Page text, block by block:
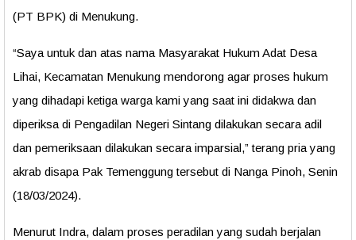
(PT BPK) di Menukung.
“Saya untuk dan atas nama Masyarakat Hukum Adat Desa
Lihai, Kecamatan Menukung mendorong agar proses hukum
yang dihadapi ketiga warga kami yang saat ini didakwa dan
diperiksa di Pengadilan Negeri Sintang dilakukan secara adil
dan pemeriksaan dilakukan secara imparsial,” terang pria yang
akrab disapa Pak Temenggung tersebut di Nanga Pinoh, Senin
(18/03/2024).
Menurut Indra, dalam proses peradilan yang sudah berjalan